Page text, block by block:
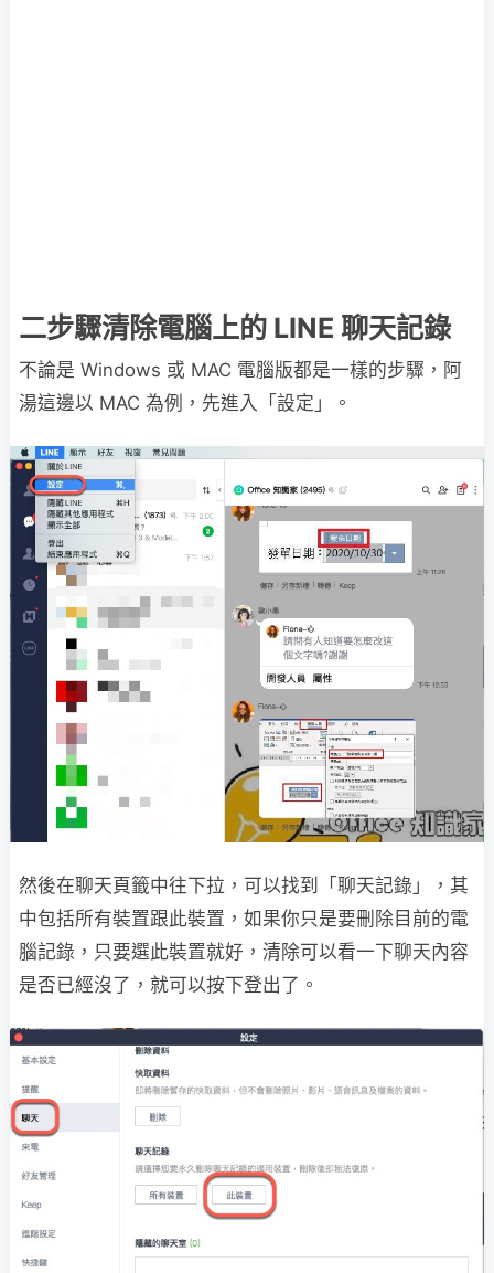
二步驟清除電腦上的 LINE 聊天記錄
不論是 Windows 或 MAC 電腦版都是一樣的步驟，阿
湯這邊以 MAC 為例，先進入「設定」。
然後在聊天頁籤中往下拉，可以找到「聊天記錄」，其
中包括所有裝置跟此裝置，如果你只是要刪除目前的電
腦記錄，只要選此裝置就好，清除可以看一下聊天內容
是否已經沒了，就可以按下登出了。